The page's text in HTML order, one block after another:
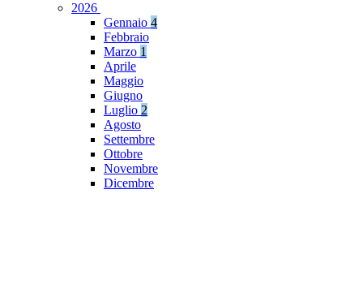
2026
Gennaio 4
Febbraio
Marzo 1
Aprile
Maggio
Giugno
Luglio 2
Agosto
Settembre
Ottobre
Novembre
Dicembre